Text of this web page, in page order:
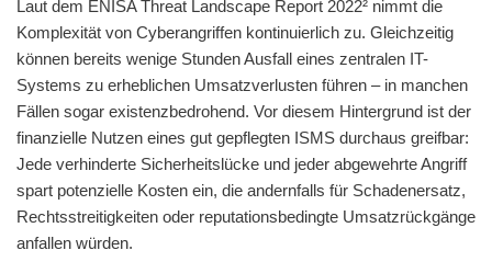
Laut dem ENISA Threat Landscape Report 2022² nimmt die
Komplexität von Cyberangriffen kontinuierlich zu. Gleichzeitig
können bereits wenige Stunden Ausfall eines zentralen IT-
Systems zu erheblichen Umsatzverlusten führen – in manchen
Fällen sogar existenzbedrohend. Vor diesem Hintergrund ist der
finanzielle Nutzen eines gut gepflegten ISMS durchaus greifbar:
Jede verhinderte Sicherheitslücke und jeder abgewehrte Angriff
spart potenzielle Kosten ein, die andernfalls für Schadenersatz,
Rechtsstreitigkeiten oder reputationsbedingte Umsatzrückgänge
anfallen würden.